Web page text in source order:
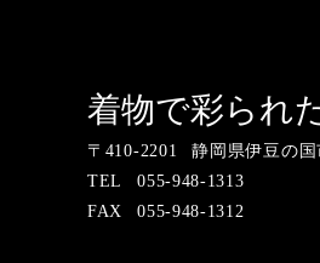
着物で彩
〒 410-2201
静岡県伊豆の国
TEL
055-948-1313
FAX
055-948-1312